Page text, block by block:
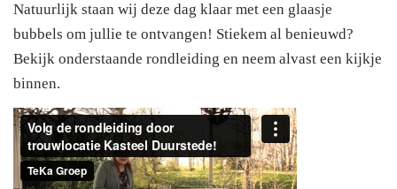
Natuurlijk staan wij deze dag klaar met een glaasje
bubbels om jullie te ontvangen! Stiekem al benieuwd?
Bekijk onderstaande rondleiding en neem alvast een kijkje
binnen.